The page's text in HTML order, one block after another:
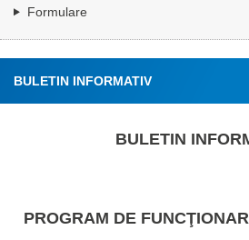
Formulare
BULETIN INFORMATIV
BULETIN
PROGRAM DE